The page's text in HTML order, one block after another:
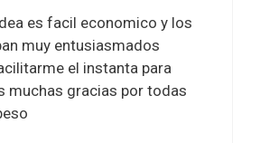
es facil economico y los
muy entusiasmados
el instanta para
muchas gracias por todas